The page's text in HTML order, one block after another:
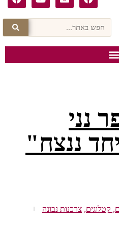
נני
ננצח"
קטלוגים, צרכנות נבונה